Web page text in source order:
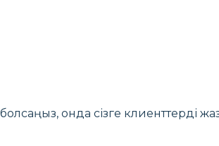
онда сізге клиенттерді